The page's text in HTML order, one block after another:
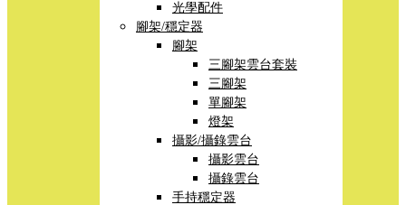
光學配件
腳架/穩定器
腳架
三腳架雲台套裝
三腳架
單腳架
燈架
攝影/攝錄雲台
攝影雲台
攝錄雲台
手持穩定器